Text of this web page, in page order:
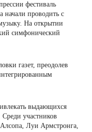
фестиваль
начали проводить с
На открытии
симфонический
газет, преодолев
выдающихся
участников
Луи Армстронга,